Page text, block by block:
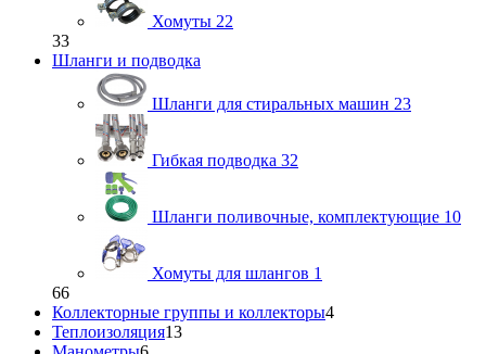
Хомуты 22
33
Шланги и подводка
Шланги для стиральных машин 23
Гибкая подводка 32
Шланги поливочные, комплектующие 10
Хомуты для шлангов 1
66
Коллекторные группы и коллекторы4
Теплоизоляция13